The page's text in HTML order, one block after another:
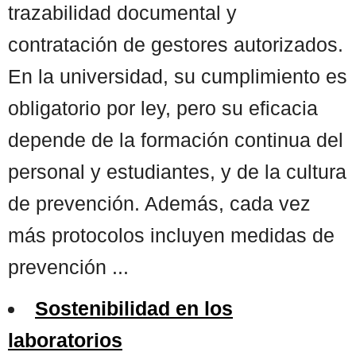
trazabilidad documental y
contratación de gestores autorizados.
En la universidad, su cumplimiento es
obligatorio por ley, pero su eficacia
depende de la formación continua del
personal y estudiantes, y de la cultura
de prevención. Además, cada vez
más protocolos incluyen medidas de
prevención ...
Sostenibilidad en los
laboratorios